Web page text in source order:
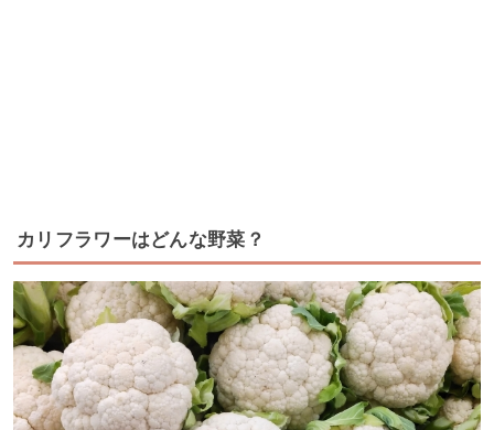
カリフラワーはどんな野菜？